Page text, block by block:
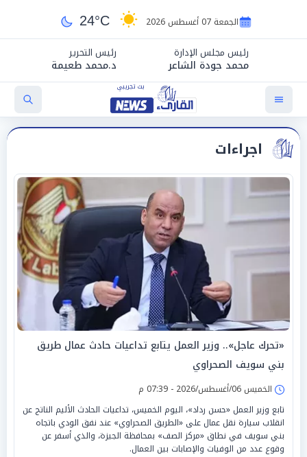
الجمعة 07 أغسطس 2026 24°C
رئيس مجلس الإدارة
محمد جودة الشاعر
رئيس التحرير
د.محمد طعيمة
اجراءات
«تحرك عاجل».. وزير العمل يتابع تداعيات حادث عمال طريق
بني سويف الصحراوي
الخميس 06/أغسطس/2026 - 07:39 م
تابع وزير العمل «حسن رداد»، اليوم الخميس، تداعيات الحادث الأليم الناتج عن
انقلاب سيارة نقل عمال على «الطريق الصحراوي» عند نفق الودي باتجاه
بني سويف في نطاق «مركز الصف» بمحافظة الجيزة، والذي أسفر عن
وقوع عدد من الوفيات والإصابات بين العمال.